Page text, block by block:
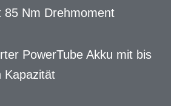
85 Nm Drehmoment
PowerTube Akku mit bis
Kapazität